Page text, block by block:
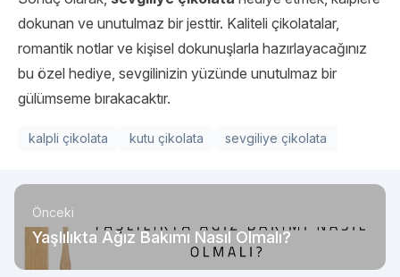
dokunan ve unutulmaz bir jesttir. Kaliteli çikolatalar,
romantik notlar ve kişisel dokunuşlarla hazırlayacağınız
bu özel hediye, sevgilinizin yüzünde unutulmaz bir
gülümseme bırakacaktır.
kalpli çikolata kutu çikolata sevgiliye çikolata
Önceki
Yaşlılıkta Ağız Bakımı Nasıl Olmalı?